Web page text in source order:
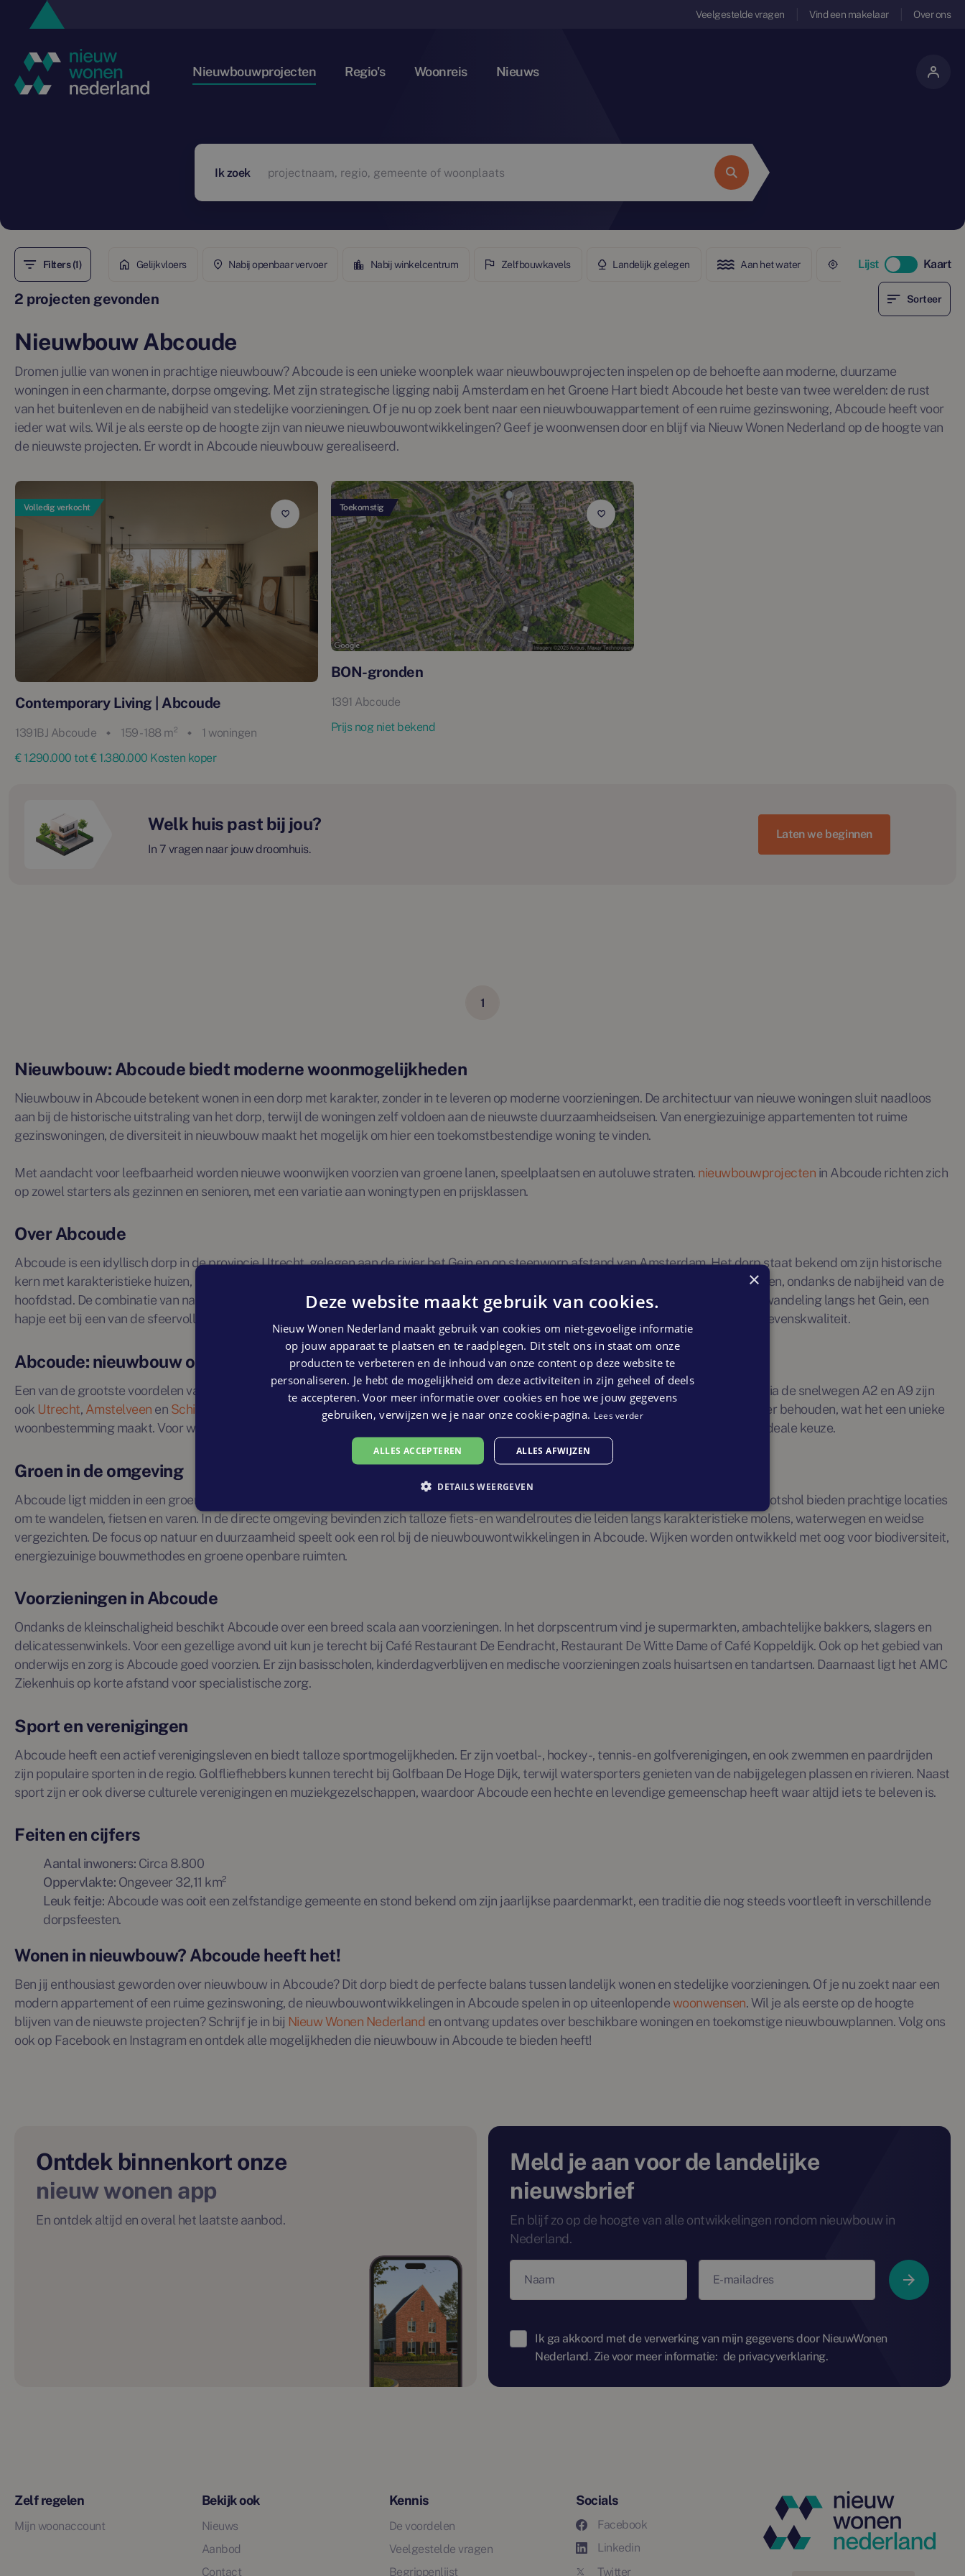
Veelgestelde vragen Vind een makelaar Over ons
Nieuwbouwprojecten Regio's Woonreis Nieuws
Ik zoek
Filters (1) Lijst Kaart
Gelijkvloers Nabij openbaar vervoer Nabij winkelcentrum Zelfbouwkavels Landelijk gelegen Aan het water In het centrum
2 projecten gevonden Sorteer
Nieuwbouw Abcoude
Dromen jullie van wonen in prachtige nieuwbouw? Abcoude is een unieke woonplek waar nieuwbouwprojecten inspelen op de behoefte aan moderne, duurzame
woningen in een charmante, dorpse omgeving. Met zijn strategische ligging nabij Amsterdam en het Groene Hart biedt Abcoude het beste van twee werelden: de rust
van het buitenleven en de nabijheid van stedelijke voorzieningen. Of je nu op zoek bent naar een nieuwbouwappartement of een ruime gezinswoning, Abcoude heeft voor
ieder wat wils. Wil je als eerste op de hoogte zijn van nieuwe nieuwbouwontwikkelingen? Geef je woonwensen door en blijf via Nieuw Wonen Nederland op de hoogte van
de nieuwste projecten. Er wordt in Abcoude nieuwbouw gerealiseerd.
Volledig verkocht
Contemporary Living | Abcoude
1391BJ Abcoude 159 - 188 m²
1 woningen
€ 1.290.000 tot € 1.380.000 Kosten koper
Toekomstig
BON-gronden
1391 Abcoude
Prijs nog niet bekend
Welk huis past bij jou?
In 7 vragen naar jouw droomhuis.
Laten we beginnen
1
Nieuwbouw: Abcoude biedt moderne woonmogelijkheden
Nieuwbouw in Abcoude betekent wonen in een dorp met karakter, zonder in te leveren op moderne voorzieningen. De architectuur van nieuwe woningen sluit naadloos
aan bij de historische uitstraling van het dorp, terwijl de woningen zelf voldoen aan de nieuwste duurzaamheidseisen. Van energiezuinige appartementen tot ruime
gezinswoningen, de diversiteit in nieuwbouw maakt het mogelijk om hier een toekomstbestendige woning te vinden.
Met aandacht voor leefbaarheid worden nieuwe woonwijken voorzien van groene lanen, speelplaatsen en autoluwe straten. nieuwbouwprojecten in Abcoude richten zich
op zowel starters als gezinnen en senioren, met een variatie aan woningtypen en prijsklassen.
Over Abcoude
Abcoude is een idyllisch dorp in de provincie Utrecht, gelegen aan de rivier het Gein en op steenworp afstand van Amsterdam. Het dorp staat bekend om zijn historische
kern met karakteristieke huizen, knusse straatjes en een gastvrije gemeenschap. Abcoude heeft altijd een zelfstandige identiteit behouden, ondanks de nabijheid van de
hoofdstad. De combinatie van natuur, cultuur en een actief dorpsleven maakt het een geliefde plek om te wonen. Of je nu geniet van een wandeling langs het Gein, een
hapje eet bij een van de sfeervolle restaurants of de lokale ondernemers ondersteunt in het gezellige centrum, Abcoude biedt een hoge levenskwaliteit.
Abcoude: nieuwbouw op een strategische locatie
Een van de grootste voordelen van wonen in Abcoude is de ligging. Met een eigen NS-station ben je binnen 10 minuten in Amsterdam en via de snelwegen A2 en A9 zijn
ook Utrecht, Amstelveen en Schiphol
uitstekend bereikbaar. Ondanks deze centrale ligging heeft Abcoude een uitgesproken dorpse sfeer behouden, wat het een unieke
woonbestemming maakt. Voor wie houdt van rust, ruimte en natuur, maar toch dicht bij de stad wil wonen, is nieuwbouw in Abcoude een ideale keuze.
Groen in de omgeving
Abcoude ligt midden in een groen landschap met volop recreatiemogelijkheden. Het Abcoudermeer, de rivier het Gein en natuurgebied Botshol bieden prachtige locaties
om te wandelen, fietsen en varen. In de directe omgeving bevinden zich talloze fiets- en wandelroutes die leiden langs karakteristieke molens, waterwegen en weidse
vergezichten. De focus op natuur en duurzaamheid speelt ook een rol bij de nieuwbouwontwikkelingen in Abcoude. Wijken worden ontwikkeld met oog voor biodiversiteit,
energiezuinige bouwmethodes en groene openbare ruimten.
Voorzieningen in Abcoude
Ondanks de kleinschaligheid beschikt Abcoude over een breed scala aan voorzieningen. In het dorpscentrum vind je supermarkten, ambachtelijke bakkers, slagers en
delicatessenwinkels. Voor een gezellige avond uit kun je terecht bij Café Restaurant De Eendracht, Restaurant De Witte Dame of Café Koppeldijk. Ook op het gebied van
onderwijs en zorg is Abcoude goed voorzien. Er zijn basisscholen, kinderdagverblijven en medische voorzieningen zoals huisartsen en tandartsen. Daarnaast ligt het AMC
Ziekenhuis op korte afstand voor specialistische zorg.
Sport en verenigingen
Abcoude heeft een actief verenigingsleven en biedt talloze sportmogelijkheden. Er zijn voetbal-, hockey-, tennis- en golfverenigingen, en ook zwemmen en paardrijden
zijn populaire sporten in de regio. Golfliefhebbers kunnen terecht bij Golfbaan De Hoge Dijk, terwijl watersporters genieten van de nabijgelegen plassen en rivieren. Naast
sport zijn er ook diverse culturele verenigingen en muziekgezelschappen, waardoor Abcoude een hechte en levendige gemeenschap heeft waar altijd iets te beleven is.
Feiten en cijfers
Aantal inwoners: Circa 8.800
Oppervlakte: Ongeveer 32,11 km²
Leuk feitje: Abcoude was ooit een zelfstandige gemeente en stond bekend om zijn jaarlijkse paardenmarkt, een traditie die nog steeds voortleeft in verschillende
dorpsfeesten.
Wonen in nieuwbouw? Abcoude heeft het!
Ben jij enthousiast geworden over nieuwbouw in Abcoude? Dit dorp biedt de perfecte balans tussen landelijk wonen en stedelijke voorzieningen. Of je nu zoekt naar een
modern appartement of een ruime gezinswoning, de nieuwbouwontwikkelingen in Abcoude spelen in op uiteenlopende woonwensen. Wil je als eerste op de hoogte
blijven van de nieuwste projecten? Schrijf je in bij Nieuw Wonen Nederland en ontvang updates over beschikbare woningen en toekomstige nieuwbouwplannen. Volg ons
ook op Facebook en Instagram en ontdek alle mogelijkheden die nieuwbouw in Abcoude te bieden heeft!
Ontdek binnenkort onze
nieuw wonen app
En ontdek altijd en overal het laatste aanbod.
Meld je aan voor de landelijke
nieuwsbrief
En blijf zo op de hoogte van alle ontwikkelingen rondom nieuwbouw in
Nederland.
Naam E-mailadres
Ik ga akkoord met de verwerking van mijn gegevens door NieuwWonen
Nederland. Zie voor meer informatie: de privacyverklaring.
Zelf regelen
Mijn woonaccount
Bekijk ook
Nieuws
Aanbod
Contact
Kennis
De voordelen
Veelgestelde vragen
Begrippenlijst
Socials
Facebook
Linkedin
Twitter
×
Deze website maakt gebruik van cookies.
Nieuw Wonen Nederland maakt gebruik van cookies om niet-gevoelige informatie
op jouw apparaat te plaatsen en te raadplegen. Dit stelt ons in staat om onze
producten te verbeteren en de inhoud van onze content op deze website te
personaliseren. Je hebt de mogelijkheid om deze activiteiten in zijn geheel of deels
te accepteren. Voor meer informatie over cookies en hoe we jouw gegevens
gebruiken, verwijzen we je naar onze cookie-pagina. Lees verder
ALLES ACCEPTEREN ALLES AFWIJZEN
DETAILS WEERGEVEN